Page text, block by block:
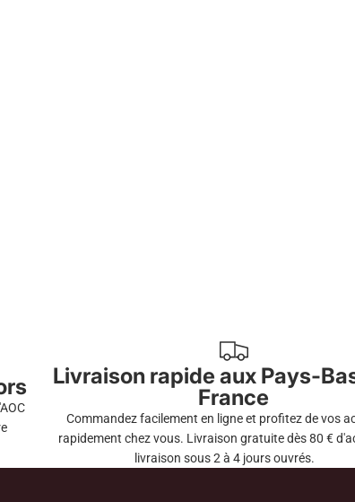
Livraison rapide aux Pays-
France
Commandez facilement en ligne et profitez de vos
rapidement chez vous. Livraison gratuite dès 80 €
livraison sous 2 à 4 jours ouvrés.